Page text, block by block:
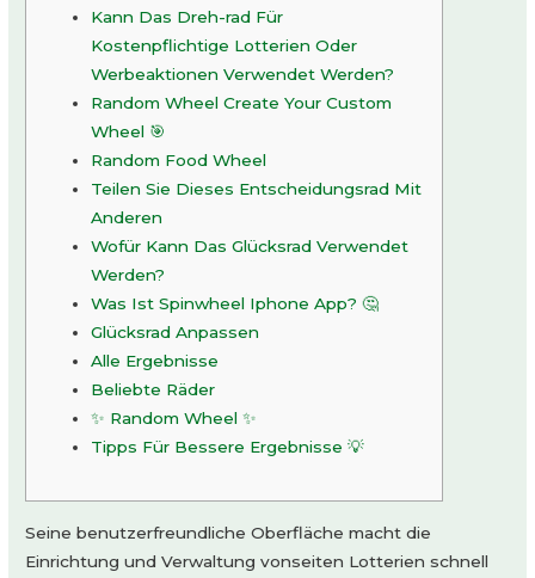
Kann Das Dreh-rad Für
Kostenpflichtige Lotterien Oder
Werbeaktionen Verwendet Werden?
Random Wheel Create Your Custom
Wheel 🎯
Random Food Wheel
Teilen Sie Dieses Entscheidungsrad Mit
Anderen
Wofür Kann Das Glücksrad Verwendet
Werden?
Was Ist Spinwheel Iphone App? 🤔
Glücksrad Anpassen
Alle Ergebnisse
Beliebte Räder
✨ Random Wheel ✨
Tipps Für Bessere Ergebnisse 💡
Seine benutzerfreundliche Oberfläche macht die
Einrichtung und Verwaltung vonseiten Lotterien schnell